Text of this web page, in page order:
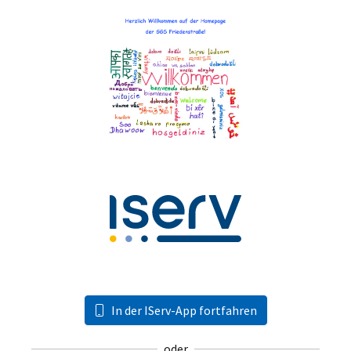
In der IServ-App fortfahren